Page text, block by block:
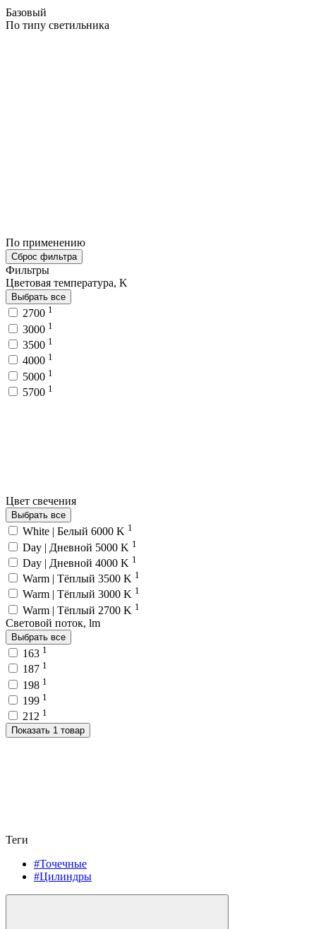
Базовый
По типу светильника
По применению
Сброс фильтра
Фильтры
Цветовая температура, K
Выбрать все
2700 1
3000 1
3500 1
4000 1
5000 1
5700 1
Цвет свечения
Выбрать все
White | Белый 6000 K 1
Day | Дневной 5000 K 1
Day | Дневной 4000 K 1
Warm | Тёплый 3500 K 1
Warm | Тёплый 3000 K 1
Warm | Тёплый 2700 K 1
Световой поток, lm
Выбрать все
163 1
187 1
198 1
199 1
212 1
Показать 1 товар
Теги
#Точечные
#Цилиндры